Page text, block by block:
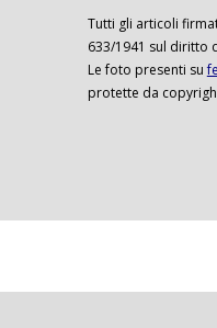
Tutti gli articoli
633/1941 sul diritto
Le foto presenti su
protette da